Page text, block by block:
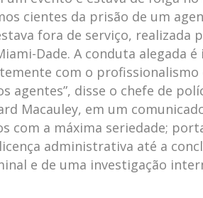
cientes da prisão de um
fora de serviço, realizada
Dade. A conduta alegada é
com o profissionalismo
agentes”, disse o chefe de
Macauley, em um
com a máxima seriedade;
administrativa até a
e de uma investigação